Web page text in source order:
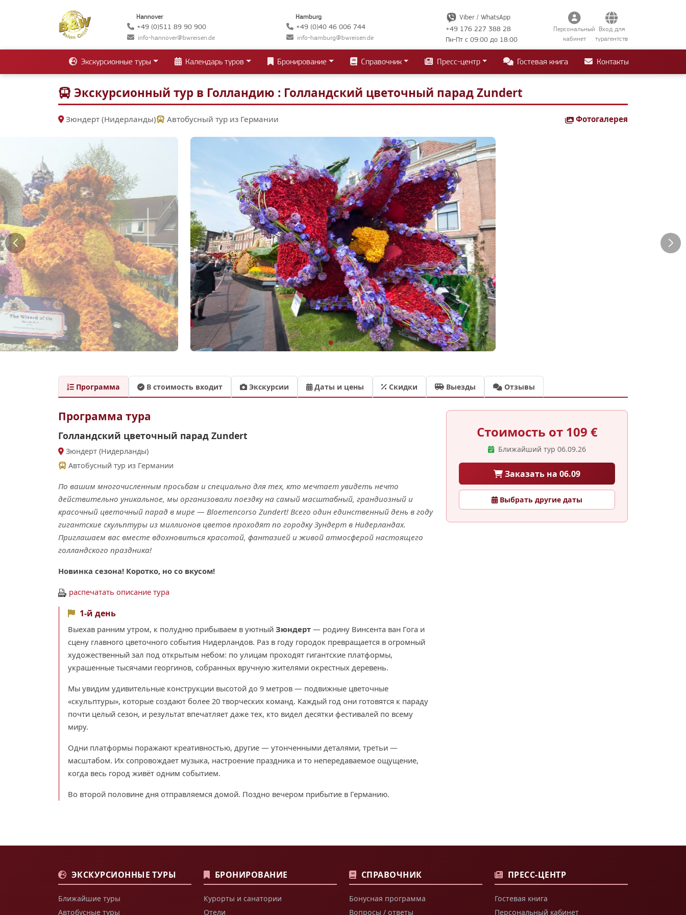
Hannover
+49 (0)511 89 90 900
info-hannover@bwreisen.de
Hamburg
+49 (0)40 46 006 744
info-hamburg@bwreisen.de
Viber / WhatsApp
+49 176 227 388 28
Пн-Пт с 09:00 до 18:00
Персональный
кабинет
Вход для
турагентств
Экскурсионные туры Календарь туров Бронирование Справочник Пресс-центр Гостевая книга Контакты
Экскурсионный тур в Голландию : Голландский цветочный парад Zundert
Зюндерт (Нидерланды) Автобусный тур из Германии Фотогалерея
Программа В стоимость входит Экскурсии Даты и цены Скидки Выезды Отзывы
Программа тура
Голландский цветочный парад Zundert
Зюндерт (Нидерланды)
Автобусный тур из Германии
По вашим многочисленным просьбам и специально для тех, кто мечтает увидеть нечто
действительно уникальное, мы организовали поездку на самый масштабный, грандиозный и
красочный цветочный парад в мире — Bloemencorso Zundert! Всего один единственный день в году
гигантские скульптуры из миллионов цветов проходят по городку Зундерт в Нидерландах.
Приглашаем вас вместе вдохновиться красотой, фантазией и живой атмосферой настоящего
голландского праздника!
Новинка сезона! Коротко, но со вкусом!
распечатать описание тура
1-й день
Выехав ранним утром, к полудню прибываем в уютный Зюндерт — родину Винсента ван Гога и
сцену главного цветочного события Нидерландов. Раз в году городок превращается в огромный
художественный зал под открытым небом: по улицам проходят гигантские платформы,
украшенные тысячами георгинов, собранных вручную жителями окрестных деревень.
Мы увидим удивительные конструкции высотой до 9 метров — подвижные цветочные
«скульптуры», которые создают более 20 творческих команд. Каждый год они готовятся к параду
почти целый сезон, и результат впечатляет даже тех, кто видел десятки фестивалей по всему
миру.
Одни платформы поражают креативностью, другие — утонченными деталями, третьи —
масштабом. Их сопровождает музыка, настроение праздника и то непередаваемое ощущение,
когда весь город живёт одним событием.
Во второй половине дня отправляемся домой. Поздно вечером прибытие в Германию.
Стоимость от 109 €
Ближайший тур 06.09.26
Заказать на 06.09
Выбрать другие даты
ЭКСКУРСИОННЫЕ ТУРЫ
Ближайшие туры
Автобусные туры
БРОНИРОВАНИЕ
Курорты и санатории
Отели
СПРАВОЧНИК
Бонусная программа
Вопросы / ответы
ПРЕСС-ЦЕНТР
Гостевая книга
Персональный кабинет